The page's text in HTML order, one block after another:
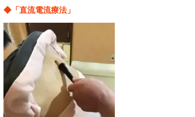
◆「直流電流療法」